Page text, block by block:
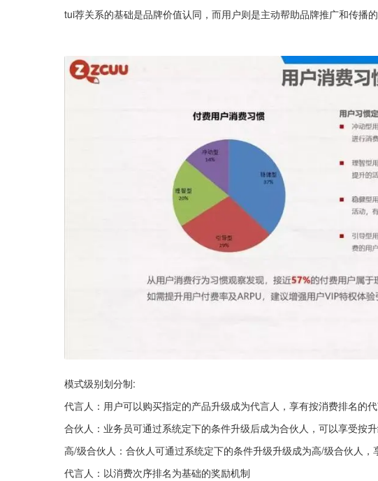
tui荐关系的基础是品牌价值认同，而用户则是主动帮助品牌推广和传播的
模式级别划分制:
代言人：用户可以购买指定的产品升级成为代言人，享有按消费排名的代
合伙人：业务员可通过系统定下的条件升级后成为合伙人，可以享受按
高/级合伙人：合伙人可通过系统定下的条件升级升级成为高/级合伙人，
代言人：以消费次序排名为基础的奖励机制